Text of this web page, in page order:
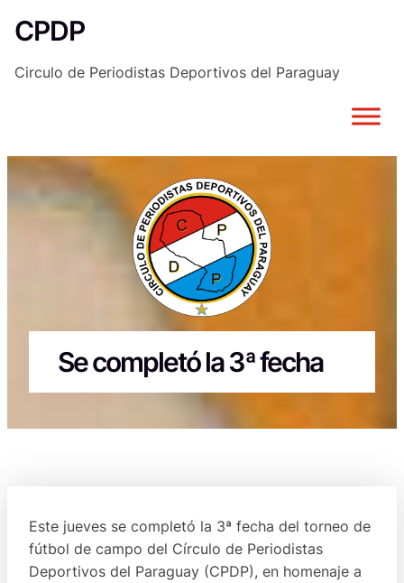
Saltar
al
contenido
CPDP
Circulo de Periodistas Deportivos del Paraguay
Se completó la 3ª fecha
Este jueves se completó la 3ª fecha del torneo de
fútbol de campo del Círculo de Periodistas
Deportivos del Paraguay (CPDP), en homenaje a